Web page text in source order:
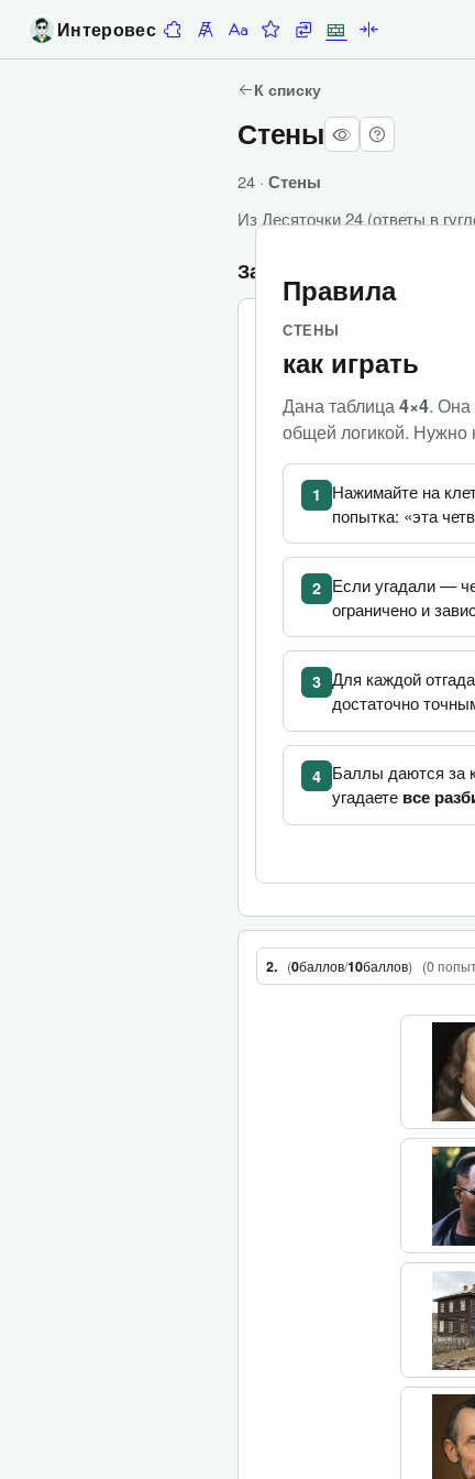
Интеровес Десяточки
ЛесенкаАлфавитка
Задание недели
ЗаменыСтеныПалиндромы
К списку
Стены
24 · Стены
Правила
СТЕНЫ
как играть
Дана таблица4×4. Она
общей логикой. Нужно
1 Нажимайте на
попытка: «эта
2 Если угадали —
ограничено и
3 Для каждой
достаточно
4 Баллы даются за
угадаете все
ИзДесяточки 24 (ответы в
Задания
(0баллов
2. (0баллов/10баллов) (0